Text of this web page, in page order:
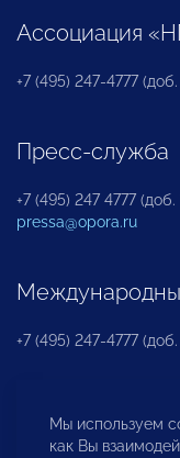
Ассоциация
+7 (495) 247-4777 (доб.
Пресс-служба
+7 (495) 247 4777 (доб.
pressa@opora.ru
+7 (495) 247-4777 (доб.
Бюро по
инвесторов
Мы используем
как Вы